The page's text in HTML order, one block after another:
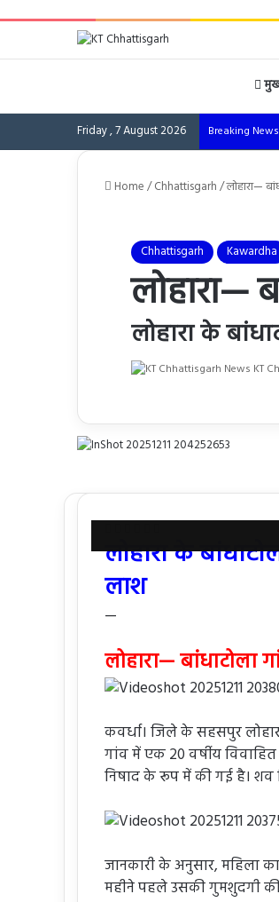
Friday , 7 August 2026 Breaking News
Home/Chhattisgarh/लोहारा—
Chhattisgarh Kawardha
लोहारा—
लोहारा के
KT
via
Email
लोहारा के
लाश
—
लोहारा— बांधाटोला
कवर्धा। जिले के सहसपुर
गांव में एक 20 वर्षीय
निषाद के रूप में की गई है। शव
जानकारी के अनुसार, महिला
महीने पहले उसकी गुमशुदगी की